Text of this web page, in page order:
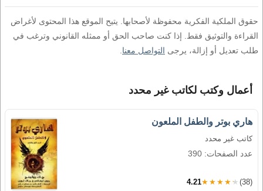
حقوق الملكية الفكرية محفوظة لأصحابها. يتيح الموقع هذا المحتوى لأغراض
القراءة والتوثيق فقط. إذا كنت صاحب الحق أو ممثله القانوني وترغب في
طلب تعديل أو إزالة، يرجى التواصل معنا
أعمال وكتب لكاتب غير محدد
هاري بوتر والطفل الملعون
كاتب غير محدد
عدد الصفحات: 390
4.21★★★★★ (38)